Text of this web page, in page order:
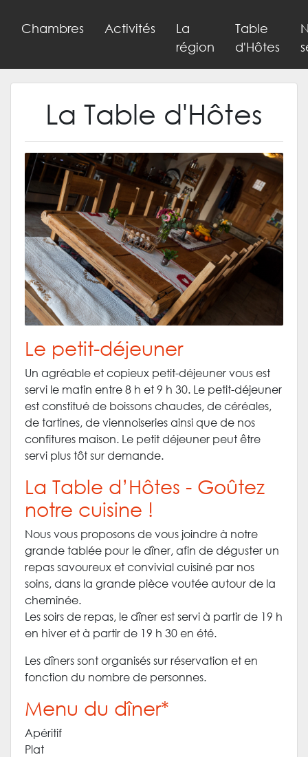
Chambres Activités
La
région
Table
d'Hôtes
La Table d'Hôtes
Le petit-déjeuner
Un agréable et copieux petit-déjeuner vous est
servi le matin entre 8 h et 9 h 30. Le petit-déjeuner
est constitué de boissons chaudes, de céréales,
de tartines, de viennoiseries ainsi que de nos
confitures maison. Le petit déjeuner peut être
servi plus tôt sur demande.
La Table d’Hôtes - Goûtez
notre cuisine !
Nous vous proposons de vous joindre à notre
grande tablée pour le dîner, afin de déguster un
repas savoureux et convivial cuisiné par nos
soins, dans la grande pièce voutée autour de la
cheminée.
Les soirs de repas, le dîner est servi à partir de 19 h
en hiver et à partir de 19 h 30 en été.
Les dîners sont organisés sur réservation et en
fonction du nombre de personnes.
Menu du dîner*
Apéritif
Plat